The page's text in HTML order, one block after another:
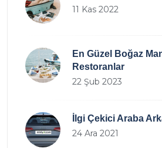
11 Kas 2022
En Güzel Boğaz
Restoranlar
22 Şub 2023
İlgi Çekici Araba
24 Ara 2021